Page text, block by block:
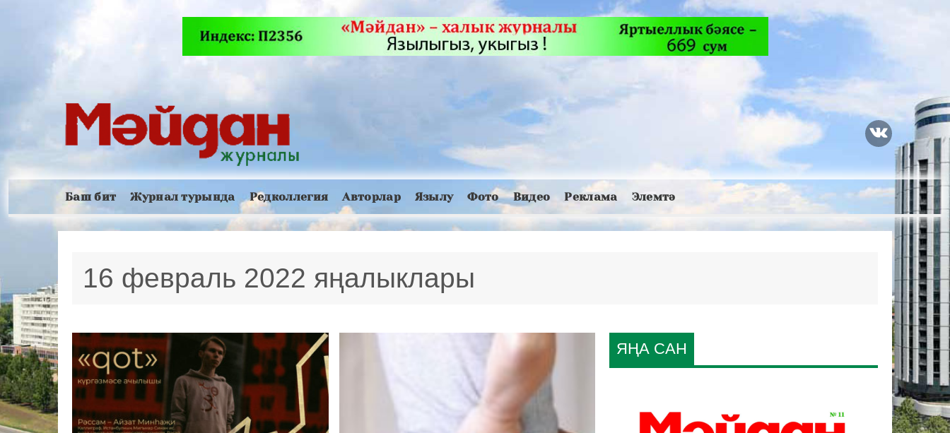
Баш бит Журнал турында Редколлегия Авторлар Язылу Фото Видео Реклама Элемтә
16 февраль 2022 яңалыклары
ЯҢА САН